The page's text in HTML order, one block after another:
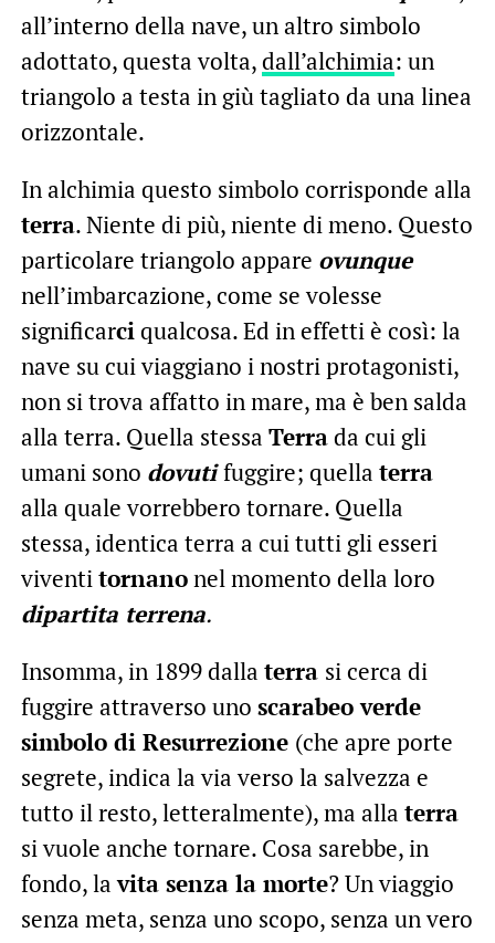
all’interno della nave, un altro simbolo
adottato, questa volta,dall’alchimia: un
triangolo a testa in giù tagliato da una linea
orizzontale.
In alchimia questo simbolo corrisponde alla
terra. Niente di più, niente di meno. Questo
particolare triangolo appare ovunque
nell’imbarcazione, come se volesse
significarciqualcosa. Ed in effetti è così: la
nave su cui viaggiano i nostri protagonisti,
non si trova affatto in mare, ma è ben salda
alla terra. Quella stessa Terrada cui gli
umani sono dovutifuggire; quella terra
alla quale vorrebbero tornare. Quella
stessa, identica terra a cui tutti gli esseri
viventitornanonel momento della loro
dipartita terrena.
Insomma, in 1899 dalla terra si cerca di
fuggire attraverso uno scarabeo verde
simbolo di Resurrezione (che apre porte
segrete, indica la via verso la salvezza e
tutto il resto, letteralmente), ma alla terra
si vuole anche tornare. Cosa sarebbe, in
fondo, lavita senza la morte? Un viaggio
senza meta, senza uno scopo, senza un vero